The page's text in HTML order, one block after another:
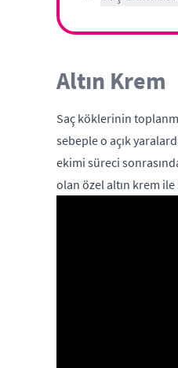
Altın Krem
Saç köklerinin
sebeple o açık
ekimi süreci
olan özel altın krem ile